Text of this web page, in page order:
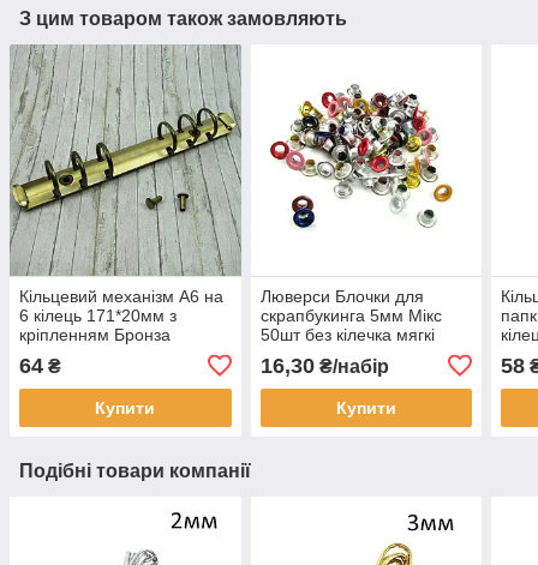
З цим товаром також замовляють
Кільцевий механізм А6 на
6 кілець 171*20мм з
кріпленням Бронза
64 ₴
Купити
Люверси Блочки для
скрапбукинга 5мм Мікс
50шт без кілечка мягкі
16,30₴/набір
Купити
58
Подібні товари компанії